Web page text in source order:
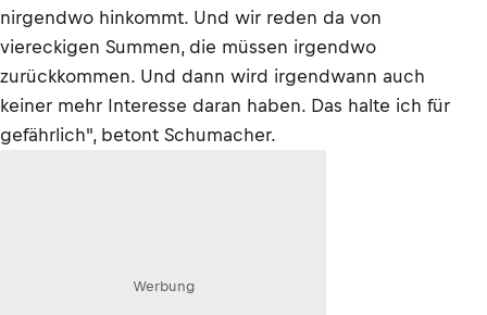
nirgendwo hinkommt. Und wir reden da von
viereckigen Summen, die müssen irgendwo
zurückkommen. Und dann wird irgendwann auch
keiner mehr Interesse daran haben. Das halte ich für
gefährlich", betont Schumacher.
Werbung